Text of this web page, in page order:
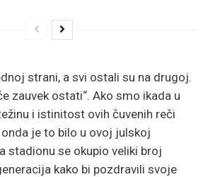
strani, a svi ostali su na drugoj.
zauvek ostati“. Ako smo ikada u
i istinitost ovih čuvenih reči
je to bilo u ovoj julskoj
stadionu se okupio veliki broj
kako bi pozdravili svoje